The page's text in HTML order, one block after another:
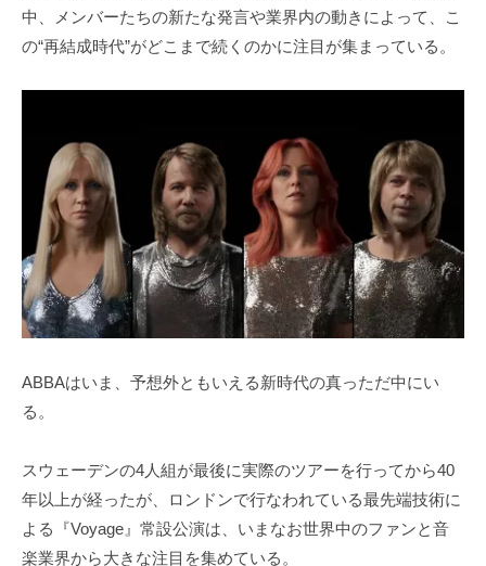
g
a
h
コ
メ
ト
中、メンバーたちの新たな発言や業界内の動きによって、こ
の“再結成時代”がどこまで続くのかに注目が集まっている。
ABBAはいま、予想外ともいえる新時代の真っただ中にい
る。
スウェーデンの4人組が最後に実際のツアーを行ってから40
年以上が経ったが、ロンドンで行なわれている最先端技術に
よる『Voyage』常設公演は、いまなお世界中のファンと音
楽業界から大きな注目を集めている。